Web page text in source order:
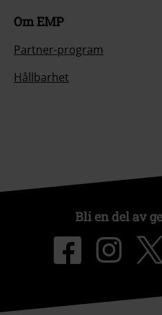
Om EMP
Partner-program
Hållbarhet
Bli en del av